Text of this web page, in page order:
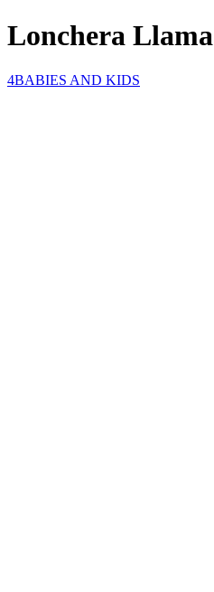
Lonchera Llama
4BABIES AND KIDS